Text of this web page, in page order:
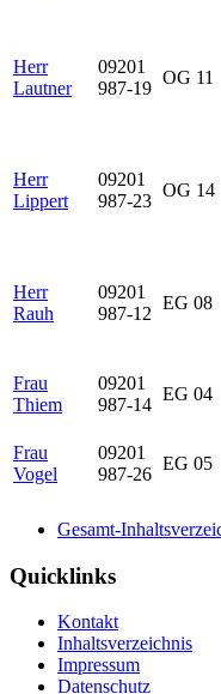
Herr
Lautner
09201
987-19
OG 11
Herr
Lippert
09201
987-23
OG 14
Herr
Rauh
09201
987-12
EG 08
Frau
Thiem
09201
987-14
EG 04
Frau
Vogel
09201
987-26
EG 05
Gesamt-
Quicklinks
Kontakt
Inhaltsverzeichnis
Impressum
Datenschutz